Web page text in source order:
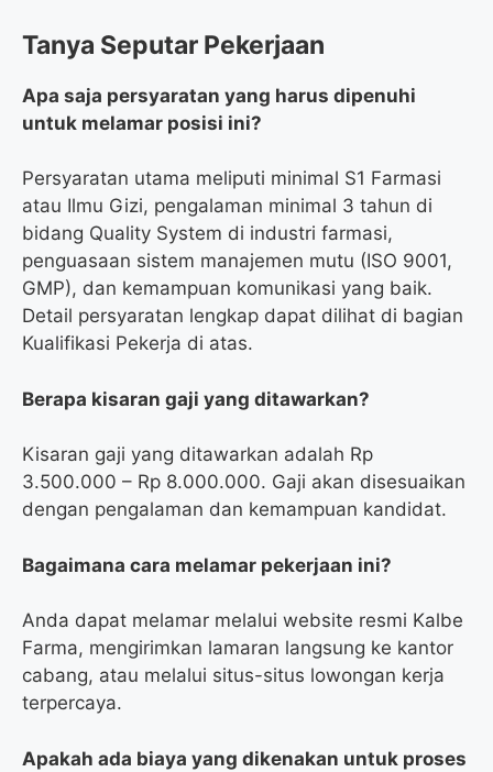
Tanya Seputar Pekerjaan
Apa saja persyaratan yang harus dipenuhi
untuk melamar posisi ini?
Persyaratan utama meliputi minimal S1 Farmasi
atau Ilmu Gizi, pengalaman minimal 3 tahun di
bidang Quality System di industri farmasi,
penguasaan sistem manajemen mutu (ISO 9001,
GMP), dan kemampuan komunikasi yang baik.
Detail persyaratan lengkap dapat dilihat di bagian
Kualifikasi Pekerja di atas.
Berapa kisaran gaji yang ditawarkan?
Kisaran gaji yang ditawarkan adalah Rp
3.500.000 – Rp 8.000.000. Gaji akan disesuaikan
dengan pengalaman dan kemampuan kandidat.
Bagaimana cara melamar pekerjaan ini?
Anda dapat melamar melalui website resmi Kalbe
Farma, mengirimkan lamaran langsung ke kantor
cabang, atau melalui situs-situs lowongan kerja
terpercaya.
Apakah ada biaya yang dikenakan untuk proses